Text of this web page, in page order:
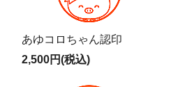
あゆコロちゃん認印
2,500円(税込)